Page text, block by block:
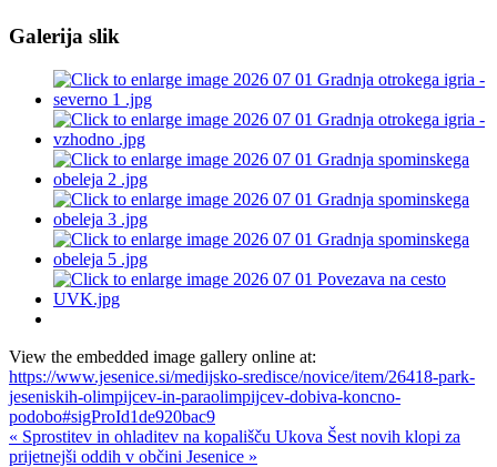
Galerija slik
View the embedded image gallery online at:
https://www.jesenice.si/medijsko-sredisce/novice/item/26418-park-
jeseniskih-olimpijcev-in-paraolimpijcev-dobiva-koncno-
podobo#sigProId1de920bac9
« Sprostitev in ohladitev na kopališču Ukova Šest novih klopi za
prijetnejši oddih v občini Jesenice »